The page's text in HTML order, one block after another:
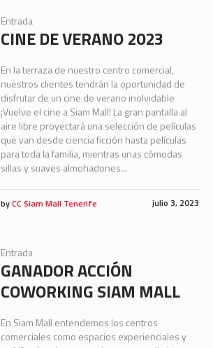
Entrada
CINE DE VERANO 2023
En la terraza de nuestro centro comercial,
nuestros clientes tendrán la oportunidad de
disfrutar de un cine de verano inolvidable
¡Vuelve el cine a Siam Mall! La gran pantalla al
aire libre proyectará una selección de películas
que van desde ciencia ficción hasta películas
para toda la familia, mientras unas cómodas
sillas y suaves almohadones...
julio 3, 2023
byCC Siam Mall Tenerife
Entrada
GANADOR ACCIÓN
COWORKING SIAM MALL
En Siam Mall entendemos los centros
comerciales como espacios experienciales y